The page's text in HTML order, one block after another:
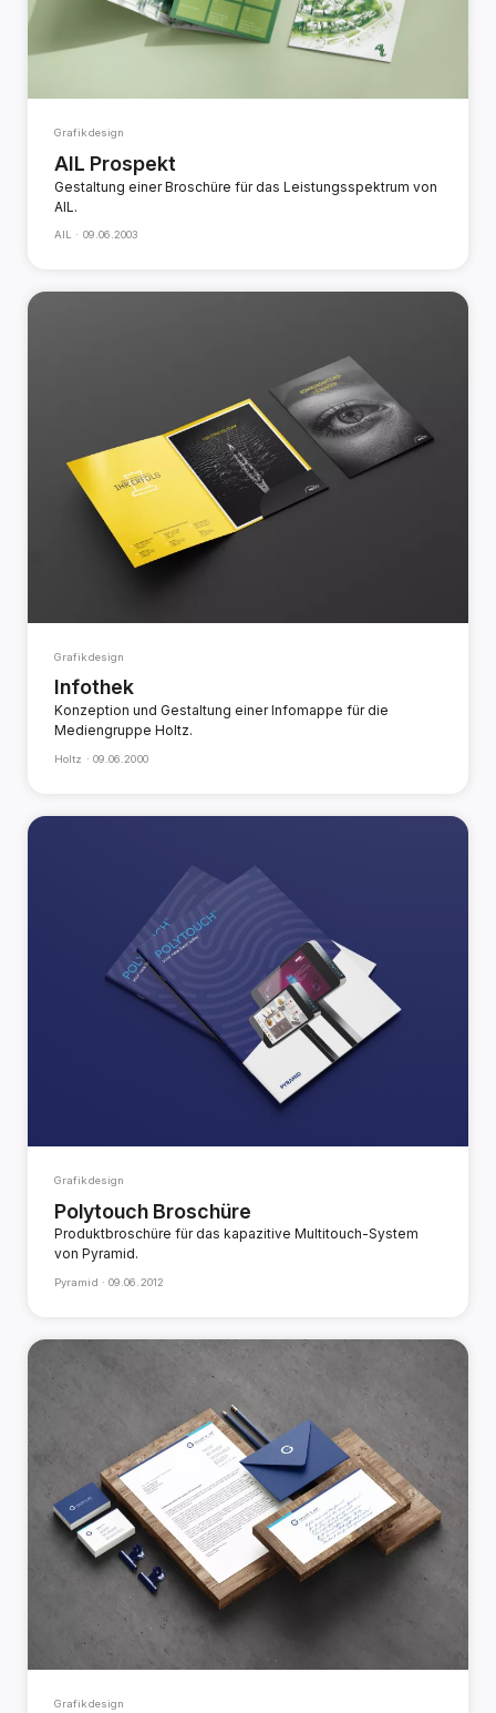
Grafikdesign
AIL Prospekt
Gestaltung einer Broschüre für das Leistungsspektrum von
AIL.
AIL · 09.06.2003
Grafikdesign
Infothek
Konzeption und Gestaltung einer Infomappe für die
Mediengruppe Holtz.
Holtz · 09.06.2000
Grafikdesign
Polytouch Broschüre
Produktbroschüre für das kapazitive Multitouch-System
von Pyramid.
Pyramid · 09.06.2012
Grafikdesign